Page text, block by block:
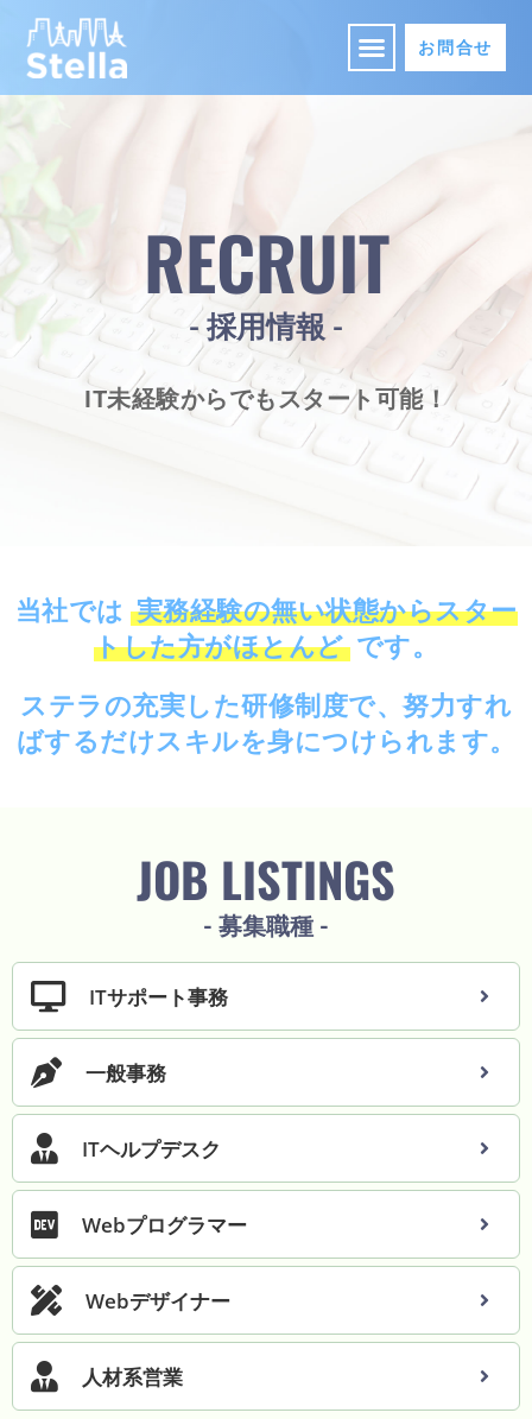
お問合せ
RECRUIT
- 採用情報 -
IT未経験からでもスタート可能！
当社では 実務経験の無い状態からスター
トした方がほとんど です。
ステラの充実した研修制度で、努力すれ
ばするだけスキルを身につけられます。
JOB LISTINGS
- 募集職種 -
ITサポート事務
一般事務
ITヘルプデスク
Webプログラマー
Webデザイナー
人材系営業
ビ
ジ
ア
ア
ッ
す
る
に
は
ど
う
す
る
こ
と
が
道
な
の
か
、
ど